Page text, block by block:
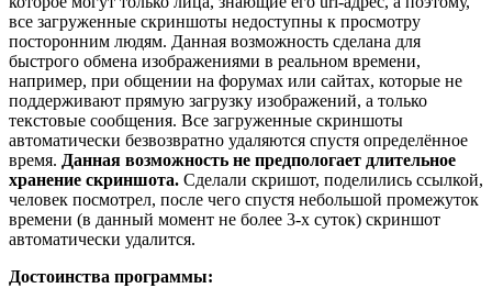
все загруженные скриншоты недоступны к просмотру
посторонним людям. Данная возможность сделана для
быстрого обмена изображениями в реальном времени,
например, при общении на форумах или сайтах, которые не
поддерживают прямую загрузку изображений, а только
текстовые сообщения. Все загруженные скриншоты
автоматически безвозвратно удаляются спустя определённое
время. Данная возможность не предпологает длительное
хранение скриншота. Сделали скришот, поделились ссылкой,
человек посмотрел, после чего спустя небольшой промежуток
времени (в данный момент не более 3-х суток) скриншот
автоматически удалится.
Достоинства программы: